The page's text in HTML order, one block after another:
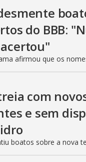
do BBB:
afirmou que os
com
e sem
boatos sobre a nova